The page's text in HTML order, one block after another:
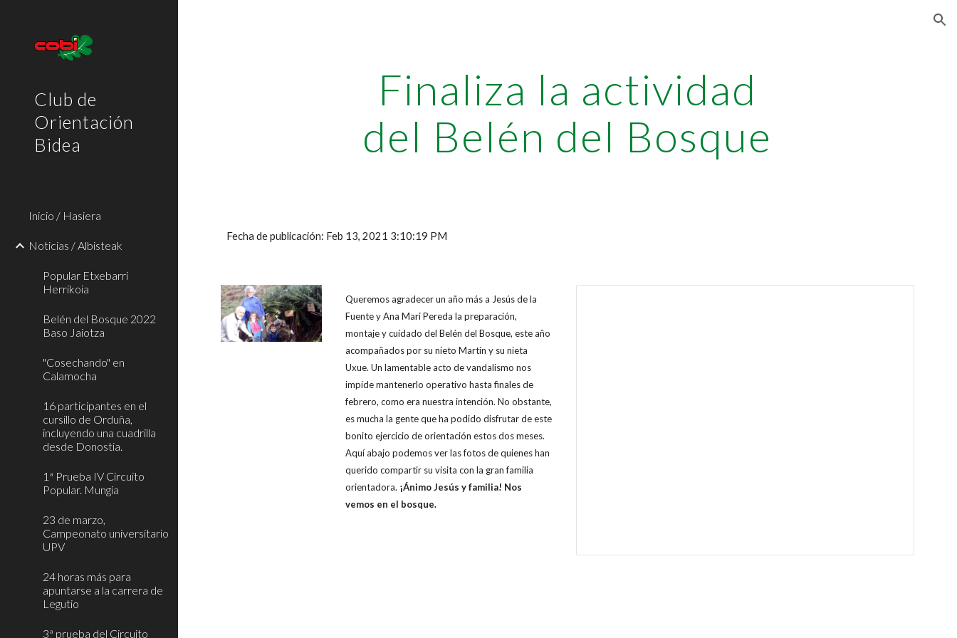
Club de
Orientación
Bidea
Inicio / Hasiera
Noticias / Albisteak
Popular Etxebarri
Herrikoia
Belén del Bosque 2022
Baso Jaiotza
"Cosechando" en
Calamocha
16 participantes en el
cursillo de Orduña,
incluyendo una cuadrilla
desde Donostia.
1ª Prueba IV Circuito
Popular. Mungia
23 de marzo,
Campeonato universitario
UPV
24 horas más para
apuntarse a la carrera de
Legutio
3ª prueba del Circuito
Finaliza la actividad
del Belén del Bosque
Fecha de publicación: Feb 13, 2021 3:10:19 PM
Queremos agradecer un año más a Jesús de la
Fuente y Ana Mari Pereda la preparación,
montaje y cuidado del Belén del Bosque, este año
acompañados por su nieto Martín y su nieta
Uxue. Un lamentable acto de vandalismo nos
impide mantenerlo operativo hasta finales de
febrero, como era nuestra intención. No obstante,
es mucha la gente que ha podido disfrutar de este
bonito ejercicio de orientación estos dos meses.
Aquí abajo podemos ver las fotos de quienes han
querido compartir su visita con la gran familia
orientadora. ¡Ánimo Jesús y familia! Nos
vemos en el bosque.